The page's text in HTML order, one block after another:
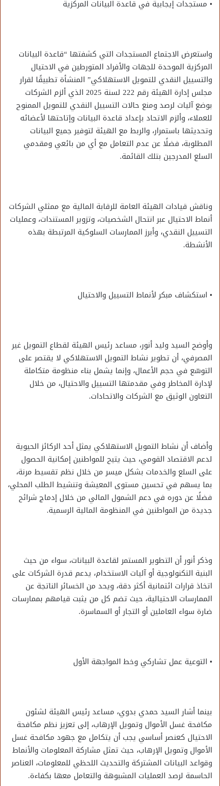
• مستجدات إيجابية في قاعدة البيانات المركزية
واستعرض الاجتماع المستجدات التي كشفتها “قاعدة البيانات
المركزية الموحدة للجهات والأفراد المتورطين في الاحتيال
والتسييل النقدي للتمويل الاستهلاكي” المنشأة تطبيقًا لقرار
مجلس إدارة الهيئة رقم 222 لسنة 2025 الذي ألزم الشركات
بوضع آليات لرصد ومنع حالات التسييل النقدي للتمويل الممنوح
للعملاء، وألزم الاتحاد بإعداد قاعدة البيانات وإتاحتها لأعضائه
وتحديثها باستمرار، والربط مع الهيئة لتوفير جميع البيانات
المطلوبة، فضلًا عن عدم التعامل مع أي من بائعي ومقدمي
السلع المدرجين بتلك القائمة.
وناقش قيادات الهيئة العامة للرقابة المالية مع ممثلي الشركات
أنماط الاحتيال عبر انتحال الشخصيات، وتزوير المستندات، وعمليات
التسييل النقدي، وأبرز الممارسات السلوكية المرتبطة بهذه
الأنشطة.
• استكشاف مبكر لأنماط التسييل والاحتيال
وأوضح السيد وليد أنور، مساعد رئيس الهيئة لقطاع التمويل غير
المصرفي، أن تطوير نشاط التمويل الاستهلاكي لا يقتصر على
التوسّع في حجم الأعمال، وإنما يشمل بناء منظومة متكاملة
لإدارة المخاطر وفي مقدمتها التسييل والاحتيال، من خلال
التعاون الوثيق مع الشركات والاتحادات.
وأضاف أن نشاط التمويل الاستهلاكي يمثل أحد الركائز الحيوية
لدعم الاقتصاد القومي، حيث يتيح للمواطنين إمكانية الحصول
على السلع والخدمات بشكل ميسر من خلال نظم تقسيط مرنة،
بما يسهم في تحسين مستوى المعيشة وتنشيط الطلب المحلي،
فضلًا عن دوره في دعم الشمول المالي من خلال إدماج شرائح
جديدة من المواطنين في المنظومة المالية الرسمية.
وذكر أنور أن التطوير المستمر لقاعدة البيانات، سواء من حيث
البنية التكنولوجية أو آليات الاستخدام، يدعم قدرة الشركات على
اتخاذ قرارات ائتمانية أكثر دقة، ويحد من الخسائر الناتجة عن
الممارسات الاحتيالية، حيث تضم كل من يثبت قيامهم بممارسات
ضارة سواء العاملين أو التجار أو السماسرة.
• التوعية عمل تشاركي وخط المواجهة الأول
بينما أشار السيد حمدي بدوي، مساعد رئيس الهيئة لشئون
مكافحة غسل الأموال وتمويل الإرهاب، إلى تعزيز نظم مكافحة
الاحتيال كعنصر أساسي يجب أن يتكامل مع جهود مكافحة غسل
الأموال وتمويل الإرهاب، حيث تمثل مشاركة المعلومات والأنماط
وقواعد البيانات المشتركة والتحديث اللحظي للمعلومات، العناصر
الحاسمة لرصد العمليات المشبوهة والتعامل معها بكفاءة.